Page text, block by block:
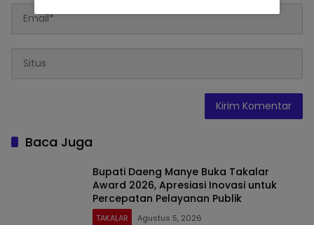
Baca Juga
Bupati Daeng Manye Buka Takalar
Award 2026, Apresiasi Inovasi untuk
Percepatan Pelayanan Publik
TAKALAR Agustus 5, 2026